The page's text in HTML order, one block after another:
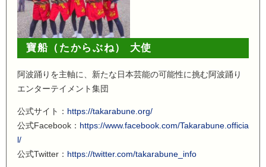
寶船（たからぶね） 大使
阿波踊りを主軸に、新たな日本芸能の可能性に挑む阿波踊り
エンターテイメント集団
公式サイト： https://takarabune.org/
公式Facebook： https://www.facebook.com/Takarabune.officia
l/
公式Twitter： https://twitter.com/takarabune_info